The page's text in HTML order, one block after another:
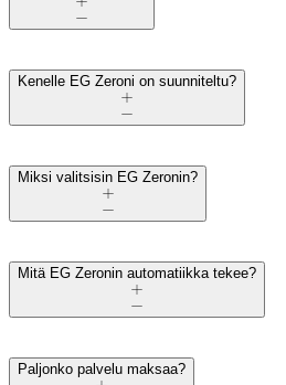
Kenelle EG Zeroni on suunniteltu?
Miksi valitsisin EG Zeronin?
Mitä EG Zeronin automatiikka tekee?
Paljonko palvelu maksaa?